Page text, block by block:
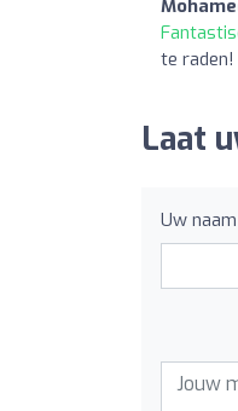
te raden!
Laat
Uw naam